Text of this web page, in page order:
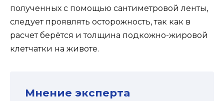
полученных с помощью сантиметровой ленты,
следует проявлять осторожность, так как в
расчет берётся и толщина подкожно-жировой
клетчатки на животе.
Мнение эксперта